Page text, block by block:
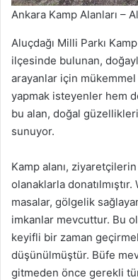
Ankara Kamp Alanları –
Aluçdağı Milli Parkı
ilçesinde bulunan,
arayanlar için mükemmel
yapmak isteyenler hem
bu alan, doğal
sunuyor.
Kamp alanı,
olanaklarla
masalar, gölgelik
imkanlar mevcuttur. Bu
keyifli bir zaman
düşünülmüştür. Büfe
gitmeden önce gerekli